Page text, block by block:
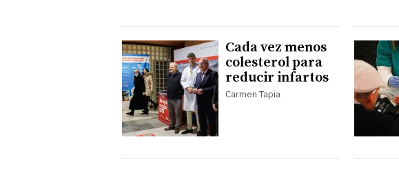
Cada vez menos
colesterol para
reducir infartos
Carmen Tapia